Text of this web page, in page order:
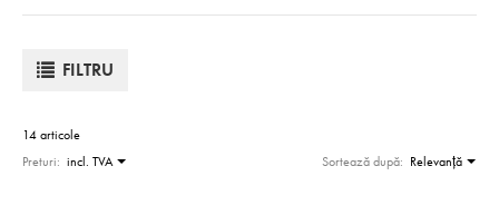
FILTRU
14 articole
Preturi: incl. TVA Sortează după: Relevanţă